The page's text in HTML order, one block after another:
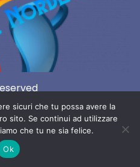
sicuri che tu possa avere la
sito. Se continui ad utilizzare
che tu ne sia felice.
Ok